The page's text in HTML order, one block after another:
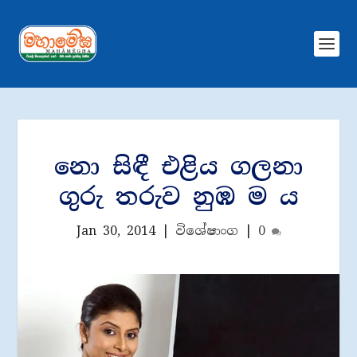
නො සිඳී එළිය ගලනා
ගුරු තරුව නුඹ ම ය
Jan 30, 2014| විශේෂාංග 0